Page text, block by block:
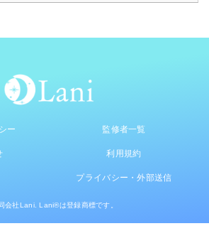
ー 監修者一覧
利用規約
プライバシー・外部送信
会社Lani. Lani®は登録商標です。